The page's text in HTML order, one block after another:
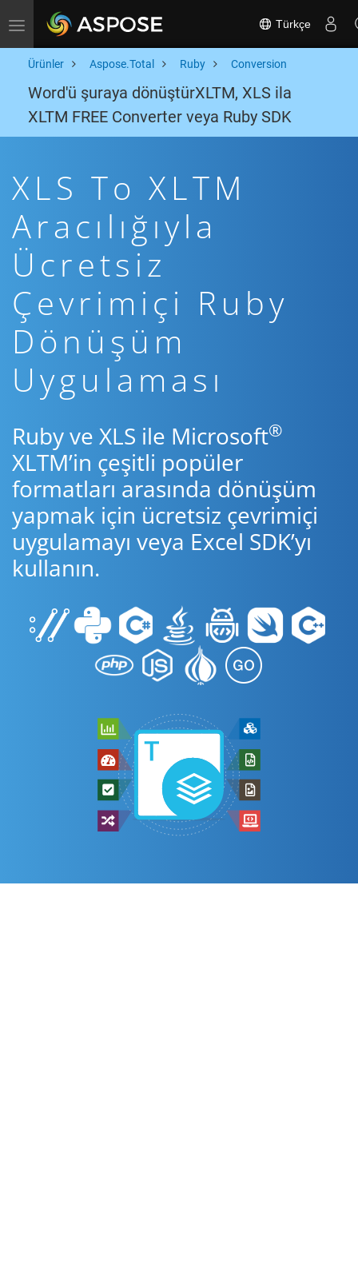
Toggle navigation Türkçe
Ürünler Aspose.Total Ruby Conversion
Word'ü şuraya dönüştürXLTM, XLS ila
XLTM FREE Converter veya Ruby SDK
XLS To XLTM
Aracılığıyla
Ücretsiz
Çevrimiçi Ruby
Dönüşüm
Uygulaması
Ruby ve XLS ile Microsoft®
XLTM’in çeşitli popüler
formatları arasında dönüşüm
yapmak için ücretsiz çevrimiçi
uygulamayı veya Excel SDK’yı
kullanın.